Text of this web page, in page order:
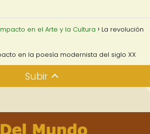
en el Arte y la Cultura La revolución
en la poesía modernista del siglo XX
Subir